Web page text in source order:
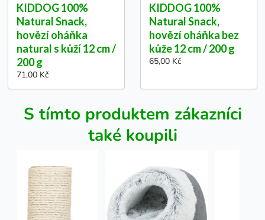
KIDDOG 100%
Natural Snack,
hovězí oháňka
natural s kůží 12 cm /
200 g
71,00 Kč
KIDDOG 100%
Natural Snack,
hovězí oháňka bez
kůže 12 cm / 200 g
65,00 Kč
S tímto produktem zákazníci
také koupili